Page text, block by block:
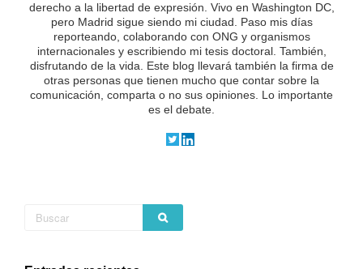
derecho a la libertad de expresión. Vivo en Washington DC,
pero Madrid sigue siendo mi ciudad. Paso mis días
reporteando, colaborando con ONG y organismos
internacionales y escribiendo mi tesis doctoral. También,
disfrutando de la vida. Este blog llevará también la firma de
otras personas que tienen mucho que contar sobre la
comunicación, comparta o no sus opiniones. Lo importante
es el debate.